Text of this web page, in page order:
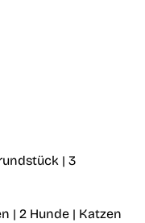
| 3
| 2 Hunde | Katzen